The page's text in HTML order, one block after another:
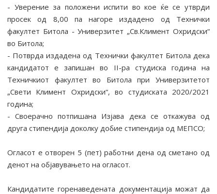
- Уверение за положени испити во кое ќе се утврди
просек од 8,00 па нагоре издадено од Технички
факултет Битола - Универзитет „Св.Климент Охридски“
во Битола;
- Потврда издадена од Технички факултет Битола дека
кандидатот е запишан во II-ра студиска година на
Техничкиот факултет во Битола при Универзитетот
„Свети Климент Охридски“, во студиската 2020/2021
година;
- Своерачно потпишана Изјава дека се откажува од
друга стипендија доколку добие стипендија од МЕПСО;
Огласот е отворен 5 (пет) работни дена од сметано од
денот на објавувањето на огласот.
Кандидатите горенаведената документација можат да